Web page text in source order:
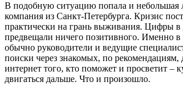
В подобную ситуацию попала и небольшая
компания из Санкт-Петербурга. Кризис
практически на грань выживания. Цифры в
предвещали ничего позитивного. Именно в
обычно руководители и ведущие
поиски через знакомых, по рекомендациям,
интернет того, кто поможет и просветит –
двигаться дальше. Что и произошло.